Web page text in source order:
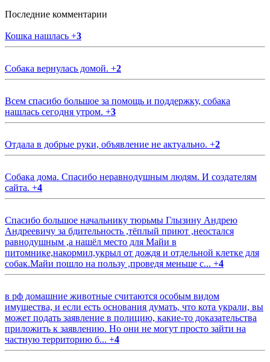
Последние комментарии
Кошка нашлась +3
Собака вернулась домой. +2
Всем спасибо большое за помощь и поддержку, собака
нашлась сегодня утром. +3
Отдала в добрые руки, объявление не актуально. +2
Собака дома. Спасибо неравнодушным людям. И создателям
сайта. +4
Спасибо большое начальнику тюрьмы Глызину Андрею
Андреевичу за бдительность ,тёплый приют ,неостался
равнодушным ,а нашёл место для Майи в
питомнике,накормил,укрыл от дождя и отдельной клетке для
собак.Майи пошло на пользу ,проведя меньше с... +4
в рф домашние животные считаются особым видом
имущества, и если есть основания думать, что кота украли, вы
может подать заявление в полицию, какие-то доказательства
приложить к заявлению. Но они не могут просто зайти на
частную территорию б... +4